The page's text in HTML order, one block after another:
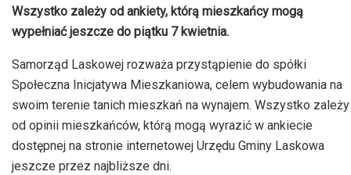
Wszystko zależy od ankiety, którą mieszkańcy mogą
wypełniać jeszcze do piątku 7 kwietnia.
Samorząd Laskowej rozważa przystąpienie do spółki
Społeczna Inicjatywa Mieszkaniowa, celem wybudowania na
swoim terenie tanich mieszkań na wynajem. Wszystko zależy
od opinii mieszkańców, którą mogą wyrazić w ankiecie
dostępnej na stronie internetowej Urzędu Gminy Laskowa
jeszcze przez najbliższe dni.